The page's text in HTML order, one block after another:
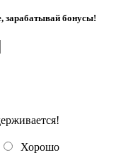
зарабатывай бонусы!
Хорошо